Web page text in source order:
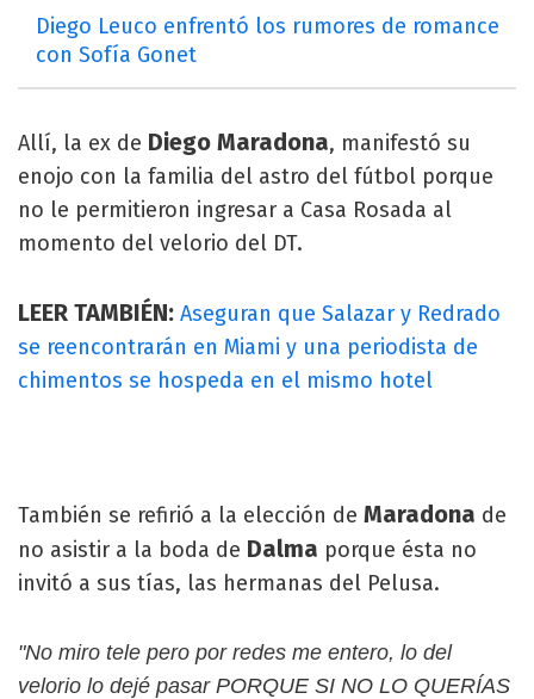
Diego Leuco enfrentó los rumores de romance
con Sofía Gonet
Allí, la ex de Diego Maradona, manifestó su
enojo con la familia del astro del fútbol porque
no le permitieron ingresar a Casa Rosada al
momento del velorio del DT.
LEER TAMBIÉN: Aseguran que Salazar y Redrado
se reencontrarán en Miami y una periodista de
chimentos se hospeda en el mismo hotel
También se refirió a la elección de Maradona de
no asistir a la boda de Dalma porque ésta no
invitó a sus tías, las hermanas del Pelusa.
"No miro tele pero por redes me entero, lo del
velorio lo dejé pasar PORQUE SI NO LO QUERÍAS